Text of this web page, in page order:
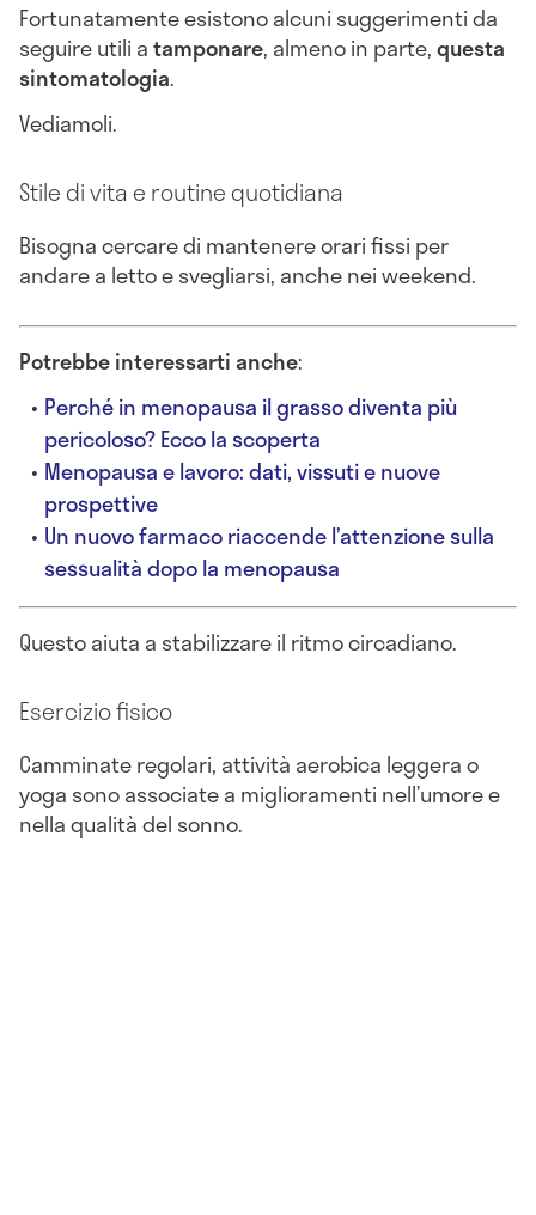
Fortunatamente esistono alcuni suggerimenti da
seguire utili atamponare, almeno in parte,questa
sintomatologia.
Vediamoli.
Stile di vita e routine quotidiana
Bisogna cercare di mantenere orari fissi per
andare a letto e svegliarsi, anche nei weekend.
Potrebbe interessarti anche:
Perché in menopausa il grasso diventa più
pericoloso? Ecco la scoperta
Menopausa e lavoro: dati, vissuti e nuove
prospettive
Un nuovo farmaco riaccende l’attenzione sulla
sessualità dopo la menopausa
Questo aiuta a stabilizzare il ritmo circadiano.
Esercizio fisico
Camminate regolari, attività aerobica leggera o
yoga sono associate a miglioramenti nell’umore e
nella qualità del sonno.